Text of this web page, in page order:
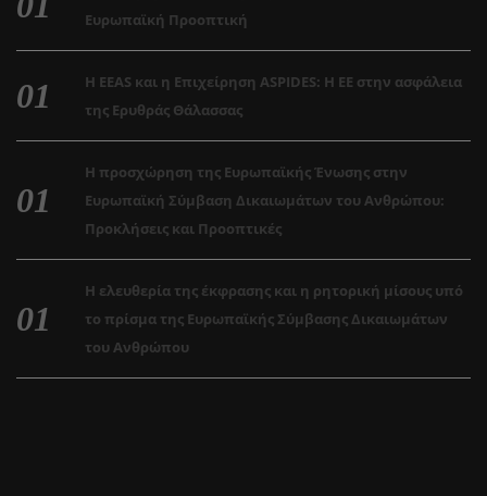
Ευρωπαϊκή Προοπτική
Η EEAS και η Επιχείρηση ASPIDES: Η ΕΕ στην ασφάλεια
της Ερυθράς Θάλασσας
Η προσχώρηση της Ευρωπαϊκής Ένωσης στην
Ευρωπαϊκή Σύμβαση Δικαιωμάτων του Ανθρώπου:
Προκλήσεις και Προοπτικές
Η ελευθερία της έκφρασης και η ρητορική μίσους υπό
το πρίσμα της Ευρωπαϊκής Σύμβασης Δικαιωμάτων
του Ανθρώπου